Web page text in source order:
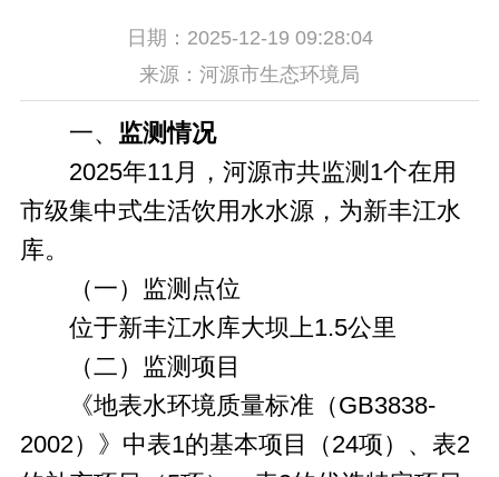
日期：2025-12-19 09:28:04
来源：河源市生态环境局
一、 监测情况
2025年11月，河源市共监测1个在用
市级集中式生活饮用水水源，为新丰江水
库。
（一）监测点位
位于新丰江水库大坝上1.5公里
（二）监测项目
《地表水环境质量标准（GB3838-
2002）》中表1的基本项目（24项）、表2